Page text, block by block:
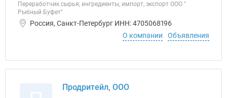
Переработчик сырья, ингредиенты, импорт, экспорт ООО "
Рыбный Буфет"
Россия, Санкт-Петербург ИНН: 4705068196
О компании
Объявления
Продритейл, ООО